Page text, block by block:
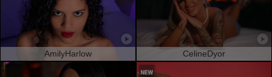
AmilyHarlow CelineDyor